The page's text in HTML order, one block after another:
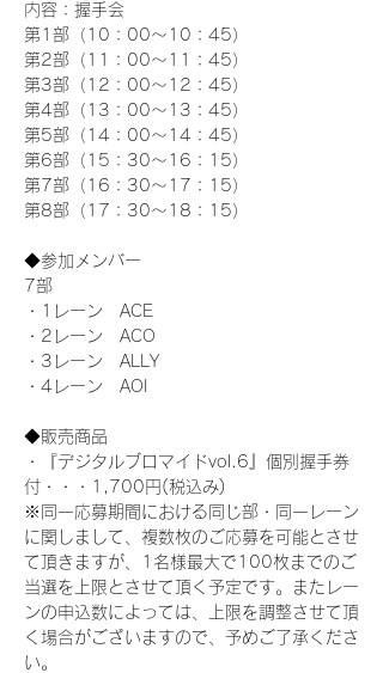
内容：握手会
第1部（10：00～10：45）
第2部（11：00～11：45）
第3部（12：00～12：45）
第4部（13：00～13：45）
第5部（14：00～14：45）
第6部（15：30～16：15）
第7部（16：30～17：15）
第8部（17：30～18：15）
◆参加メンバー
7部
・1レーン　ACE
・2レーン　ACO
・3レーン　ALLY
・4レーン　AOI
◆販売商品
・『デジタルブロマイドvol.6』個別握手券
付・・・1,700円(税込み)
※同一応募期間における同じ部・同一レーン
に関しまして、複数枚のご応募を可能とさせ
て頂きますが、1名様最大で100枚までのご
当選を上限とさせて頂く予定です。またレー
ンの申込数によっては、上限を調整させて頂
く場合がございますので、予めご了承くださ
い。